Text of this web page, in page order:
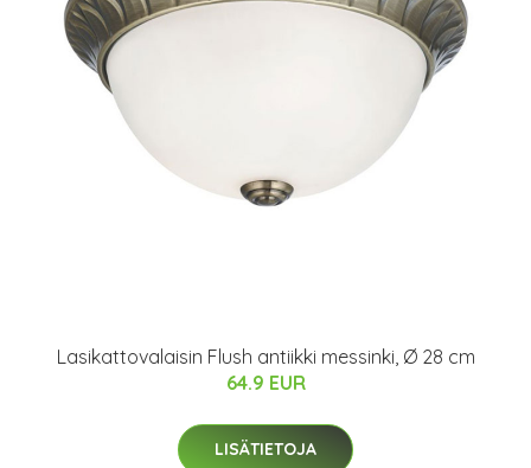
Lasikattovalaisin Flush antiikki messinki, Ø 28 cm
64.9 EUR
LISÄTIETOJA